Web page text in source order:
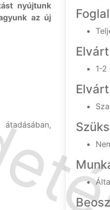
nyújtunk
az új
1-